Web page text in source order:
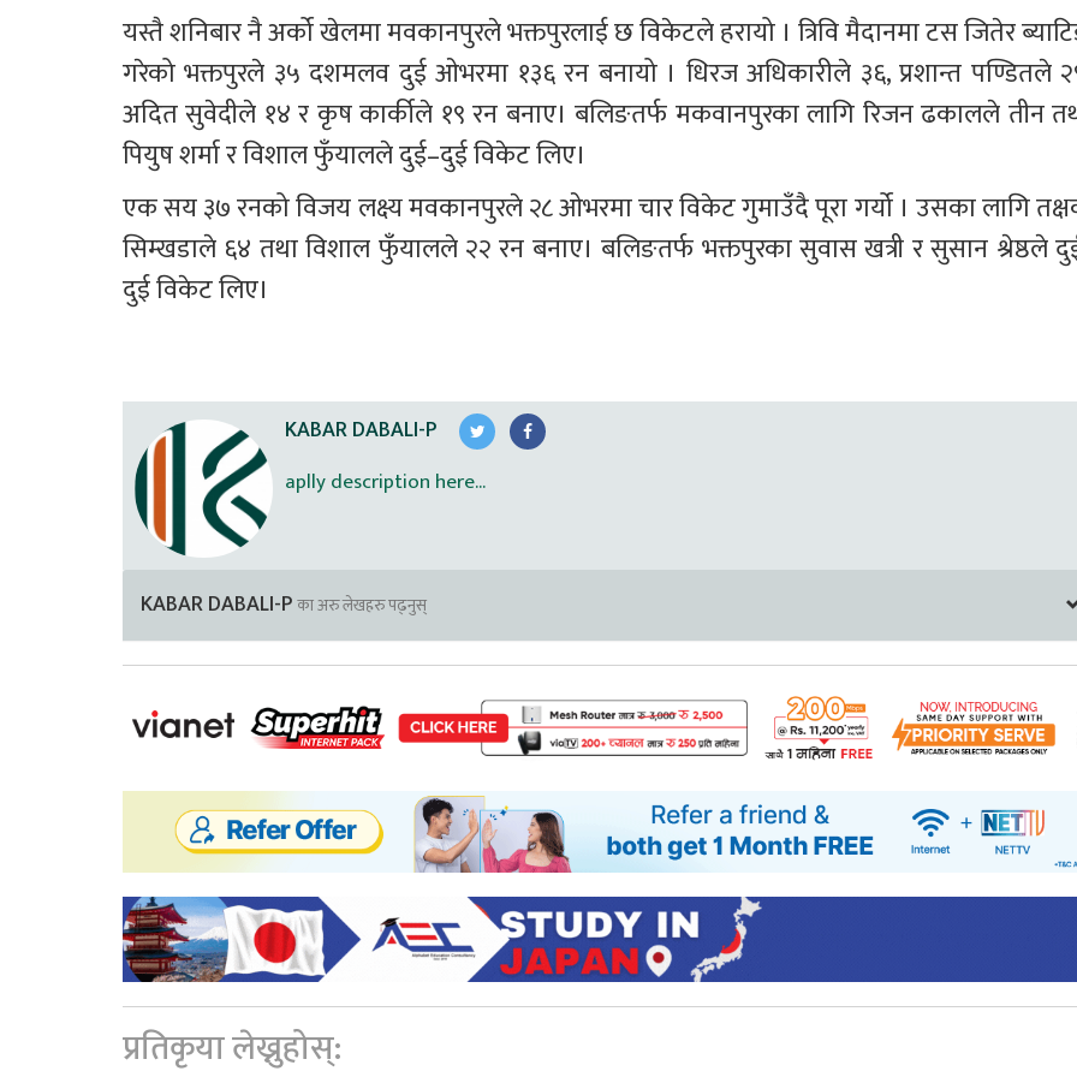
यस्तै शनिबार नै अर्को खेलमा मवकानपुरले भक्तपुरलाई छ विकेटले हरायो । त्रिवि मैदानमा टस जितेर
गरेको भक्तपुरले ३५ दशमलव दुई ओभरमा १३६ रन बनायो । धिरज अधिकारीले ३६, प्रशान्त पण्डितले
अदित सुवेदीले १४ र कृष कार्कीले १९ रन बनाए। बलिङतर्फ मकवानपुरका लागि रिजन ढकालले तीन
पियुष शर्मा र विशाल फुँयालले दुई–दुई विकेट लिए।
एक सय ३७ रनको विजय लक्ष्य मवकानपुरले २८ ओभरमा चार विकेट गुमाउँदै पूरा गर्यो । उसका लागि
सिम्खडाले ६४ तथा विशाल फुँयालले २२ रन बनाए। बलिङतर्फ भक्तपुरका सुवास खत्री र सुसान श्रेष्ठले
दुई विकेट लिए।
KABAR DABALI-P
aplly description here...
KABAR DABALI-Pका अरु लेखहरु पढ्नुस्
प्रतिकृया लेख्नुहोस्: